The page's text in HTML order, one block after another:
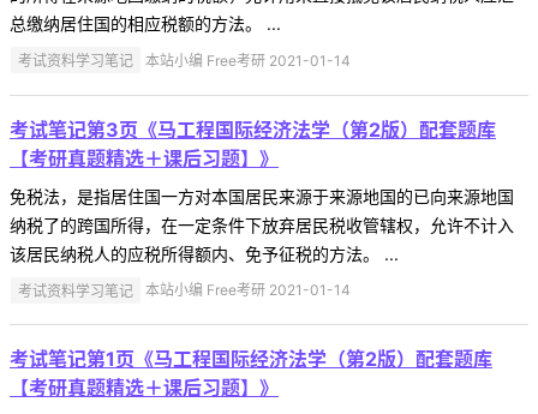
总缴纳居住国的相应税额的方法。 ...
考试资料学习笔记 本站小编 Free考研 2021-01-14
考试笔记第3页《马工程国际经济法学（第2版）配套题库
【考研真题精选＋课后习题】》
免税法，是指居住国一方对本国居民来源于来源地国的已向来源地国
纳税了的跨国所得，在一定条件下放弃居民税收管辖权，允许不计入
该居民纳税人的应税所得额内、免予征税的方法。 ...
考试资料学习笔记 本站小编 Free考研 2021-01-14
考试笔记第1页《马工程国际经济法学（第2版）配套题库
【考研真题精选＋课后习题】》